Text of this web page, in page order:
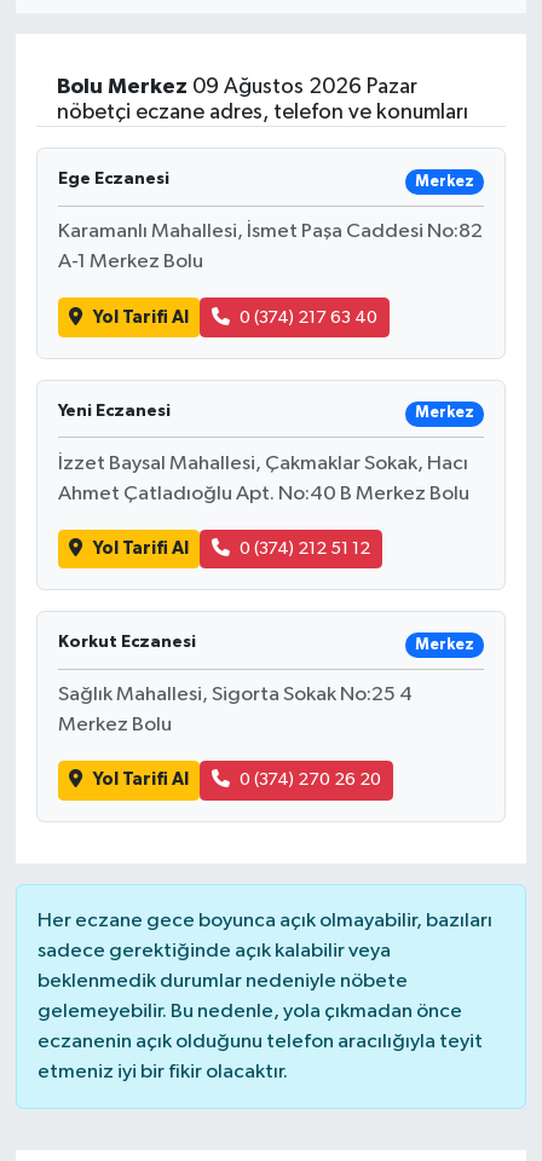
Bolu Merkez 09 Ağustos 2026 Pazar
nöbetçi eczane adres, telefon ve konumları
Ege Eczanesi Merkez
Karamanlı Mahallesi, İsmet Paşa Caddesi No:82
A-1 Merkez Bolu
Yol Tarifi Al 0 (374) 217 63 40
Yeni Eczanesi Merkez
İzzet Baysal Mahallesi, Çakmaklar Sokak, Hacı
Ahmet Çatladıoğlu Apt. No:40 B Merkez Bolu
Yol Tarifi Al 0 (374) 212 51 12
Korkut Eczanesi Merkez
Sağlık Mahallesi, Sigorta Sokak No:25 4
Merkez Bolu
Yol Tarifi Al 0 (374) 270 26 20
Her eczane gece boyunca açık olmayabilir, bazıları
sadece gerektiğinde açık kalabilir veya
beklenmedik durumlar nedeniyle nöbete
gelemeyebilir. Bu nedenle, yola çıkmadan önce
eczanenin açık olduğunu telefon aracılığıyla teyit
etmeniz iyi bir fikir olacaktır.
ÖZEL HABER
SAĞLIK
SPONSORLU YAZI
SPOR
TEKNOLOJİ